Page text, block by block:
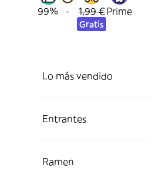
99% - 1,99 €
Gratis
Prime
Lo más vendido
Entrantes
Ramen